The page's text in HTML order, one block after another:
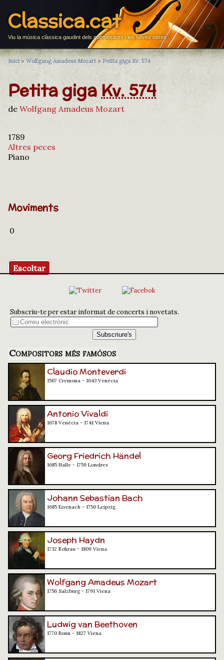
Classica.cat
Viu la música clàssica gaudint dels compositors i les seves obres
Inici > Wolfgang Amadeus Mozart> Petita giga Kv. 574
Petita giga Kv. 574
de Wolfgang Amadeus Mozart
1789
Altres peces
Piano
Moviments
0
Escoltar
Subscriu-te per estar informat de concerts i novetats.
Compositors més famósos
Claudio Monteverdi
1567 Cremona - 1643 Venècia
Antonio Vivaldi
1678 Venècia - 1741 Viena
Georg Friedrich Händel
1685 Halle - 1759 Londres
Johann Sebastian Bach
1685 Eisenach - 1750 Leipzig
Joseph Haydn
1732 Rohrau - 1809 Viena
Wolfgang Amadeus Mozart
1756 Salzburg - 1791 Viena
Ludwig van Beethoven
1770 Bonn - 1827 Viena